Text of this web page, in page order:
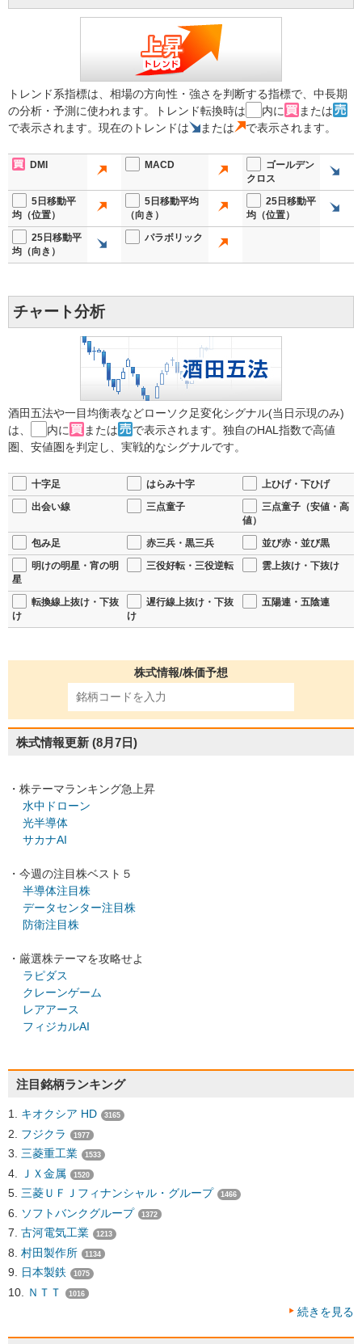
トレンド系指標は、相場の方向性・強さを判断する指標で、中長期
の分析・予測に使われます。トレンド転換時は
内に
または
で表示されます。現在のトレンドは
または で表示されます。
DMI MACD
ゴールデン
クロス
5日移動平
均（位置）
5日移動平均
（向き）
25日移動平
均（位置）
25日移動平
均（向き）
パラボリック
チャート分析
酒田五法や一目均衡表などローソク足変化シグナル(当日示現のみ)
は、
内に または
で表示されます。独自のHAL指数で高値
圏、安値圏を判定し、実戦的なシグナルです。
十字足 はらみ十字
上ひげ・下ひげ
出会い線
三点童子
三点童子（安値・高
値）
包み足
赤三兵・黒三兵
並び赤・並び黒
明けの明星・宵の明
星
三役好転・三役逆転 雲上抜け・下抜け
転換線上抜け・下抜
け
遅行線上抜け・下抜
け
五陽連・五陰連
株式情報/株価予想
株式情報更新 (8月7日)
・株テーマランキング急上昇
水中ドローン
光半導体
サカナAI
・今週の注目株ベスト５
半導体注目株
データセンター注目株
防衛注目株
・厳選株テーマを攻略せよ
ラピダス
クレーンゲーム
レアアース
フィジカルAI
注目銘柄ランキング
キオクシア HD 3165
フジクラ 1977
三菱重工業 1533
ＪＸ金属 1520
三菱ＵＦＪフィナンシャル・グループ 1466
ソフトバンクグループ 1372
古河電気工業 1213
村田製作所 1134
日本製鉄 1075
ＮＴＴ 1016
続きを見る